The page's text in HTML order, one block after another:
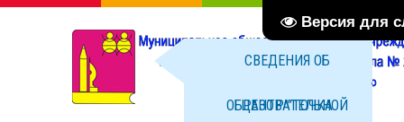
Версия для
СВЕДЕНИЯ ОБ
ОБРАЗОВАТЕЛЬНОЙ
ЦЕНТР "ТОЧКА